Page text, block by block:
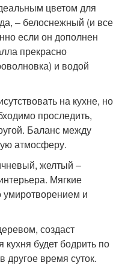
цветом для
– белоснежный (и все
если он дополнен
прекрасно
и водой
на кухне, но
проследить,
Баланс между
атмосферу.
желтый –
Мягкие
умиротворением и
создаст
будет бодрить по
другое время суток.